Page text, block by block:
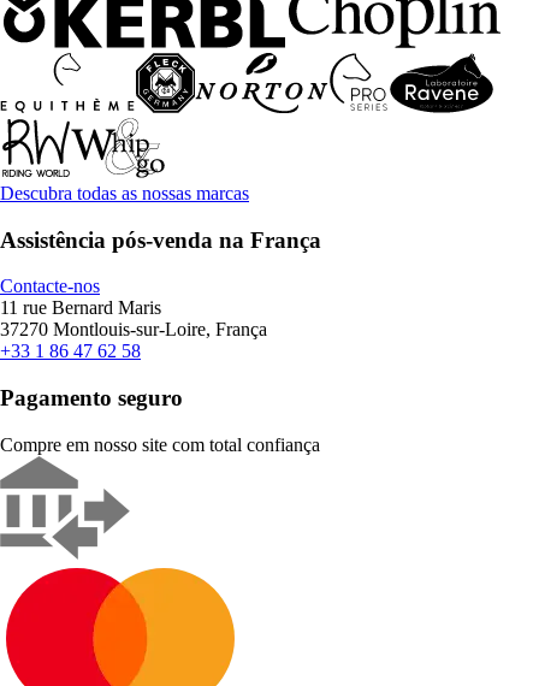
Descubra todas as nossas marcas
Assistência pós-venda na França
Contacte-nos
11 rue Bernard Maris
37270 Montlouis-sur-Loire, França
+33 1 86 47 62 58
Pagamento seguro
Compre em nosso site com total confiança